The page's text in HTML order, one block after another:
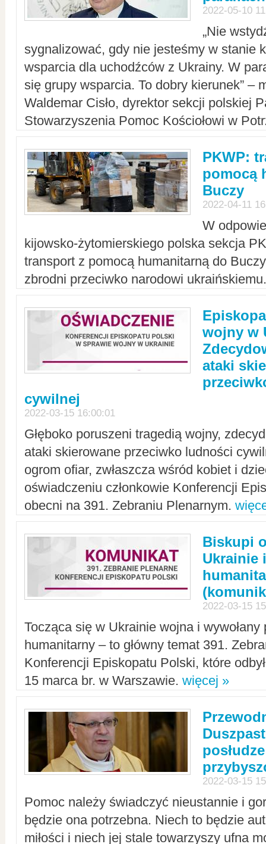
2022-05-10
„Nie
sygnalizować, gdy nie jesteśmy w stanie
wsparcia dla uchodźców z Ukrainy. W
się grupy wsparcia. To dobry kierunek” –
Waldemar Cisło, dyrektor sekcji polskiej
Stowarzyszenia Pomoc Kościołowi w
PKWP:
pomocą
Buczy
2022-04-11
W
kijowsko-żytomierskiego polska sekcja
transport z pomocą humanitarną do
zbrodni przeciwko narodowi
wojny w
ataki
cywilnej
2022-03-15 16:00:01
Głęboko poruszeni tragedią wojny,
ataki skierowane przeciwko ludności
ogrom ofiar, zwłaszcza wśród kobiet i
oświadczeniu członkowie Konferencji
obecni na 391. Zebraniu Plenarnym.
Biskupi
Ukrainie
2022-03-15
Tocząca się w Ukrainie wojna i
humanitarny – to główny temat 391.
Konferencji Episkopatu Polski, które
15 marca br. w Warszawie. więcej »
2022-03-15
Pomoc należy świadczyć nieustannie i
będzie ona potrzebna. Niech to będzie
miłości i niech jej stale towarzyszy ufna